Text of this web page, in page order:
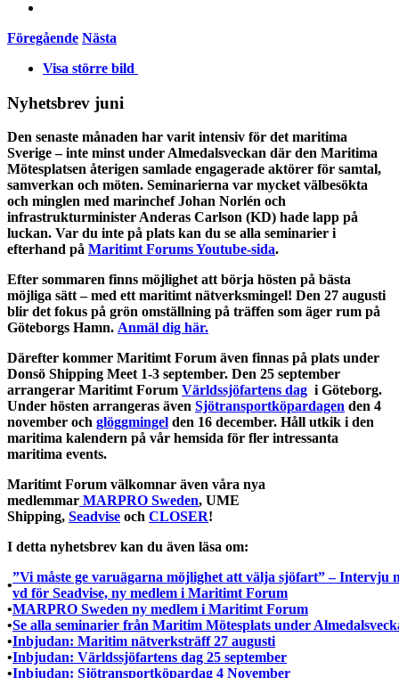
Föregående Nästa
Visa större bild
Nyhetsbrev juni
Den senaste månaden har varit intensiv för det maritima
Sverige – inte minst under Almedalsveckan där den Maritima
Mötesplatsen återigen samlade engagerade aktörer för samtal,
samverkan och möten. Seminarierna var mycket välbesökta
och minglen med marinchef Johan Norlén och
infrastrukturminister Anderas Carlson (KD) hade lapp på
luckan. Var du inte på plats kan du se alla seminarier i
efterhand på Maritimt Forums Youtube-sida.
Efter sommaren finns möjlighet att börja hösten på bästa
möjliga sätt – med ett maritimt nätverksmingel! Den 27 augusti
blir det fokus på grön omställning på träffen som äger rum på
Göteborgs Hamn. Anmäl dig här.
Därefter kommer Maritimt Forum även finnas på plats under
Donsö Shipping Meet 1-3 september. Den 25 september
arrangerar Maritimt Forum Världssjöfartens dag i Göteborg.
Under hösten arrangeras även Sjötransportköpardagen den 4
november och glöggmingel den 16 december. Håll utkik i den
maritima kalendern på vår hemsida för fler intressanta
maritima events.
Maritimt Forum välkomnar även våra nya
medlemmar MARPRO Sweden, UME
Shipping, Seadvise och CLOSER!
I detta nyhetsbrev kan du även läsa om:
•
”Vi måste ge varuägarna möjlighet att välja sjöfart” – Intervju
vd för Seadvise, ny medlem i Maritimt Forum
•MARPRO Sweden ny medlem i Maritimt Forum
•Se alla seminarier från Maritim Mötesplats under
•Inbjudan: Maritim nätverksträff 27 augusti
•Inbjudan: Världssjöfartens dag 25 september
•Inbjudan: Sjötransportköpardag 4 November